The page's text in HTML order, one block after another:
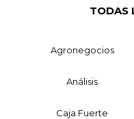
TODAS
Agronegocios
Análisis
Caja Fuerte